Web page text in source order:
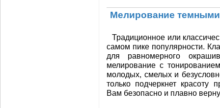
Мелирование
Традиционное или
самом пике популярности.
для равномерного
мелирование с
молодых, смелых и
только подчеркнет красоту
Вам безопасно и плавно